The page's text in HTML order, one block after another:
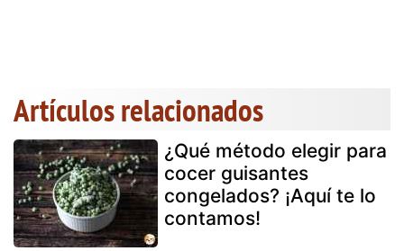
Artículos relacionados
¿Qué método elegir para
cocer guisantes
congelados? ¡Aquí te lo
contamos!